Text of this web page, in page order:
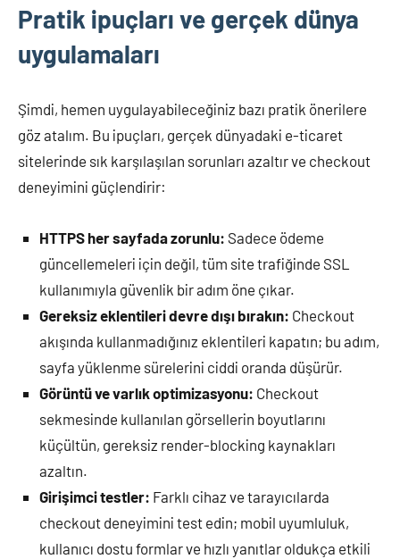
Pratik ipuçları ve gerçek dünya
uygulamaları
Şimdi, hemen uygulayabileceğiniz bazı pratik önerilere
göz atalım. Bu ipuçları, gerçek dünyadaki e-ticaret
sitelerinde sık karşılaşılan sorunları azaltır ve checkout
deneyimini güçlendirir:
HTTPS her sayfada zorunlu: Sadece ödeme
güncellemeleri için değil, tüm site trafiğinde SSL
kullanımıyla güvenlik bir adım öne çıkar.
Gereksiz eklentileri devre dışı bırakın: Checkout
akışında kullanmadığınız eklentileri kapatın; bu adım,
sayfa yüklenme sürelerini ciddi oranda düşürür.
Görüntü ve varlık optimizasyonu: Checkout
sekmesinde kullanılan görsellerin boyutlarını
küçültün, gereksiz render-blocking kaynakları
azaltın.
Girişimci testler: Farklı cihaz ve tarayıcılarda
checkout deneyimini test edin; mobil uyumluluk,
kullanıcı dostu formlar ve hızlı yanıtlar oldukça etkili